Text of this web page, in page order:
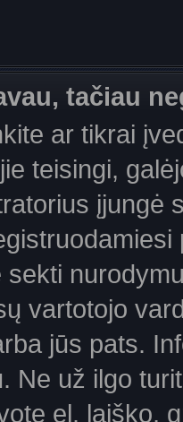
tačiau
ar tikrai
teisingi,
įjungė
sekti
vartotojo
jūs pats.
Ne už ilgo
el. laiško,